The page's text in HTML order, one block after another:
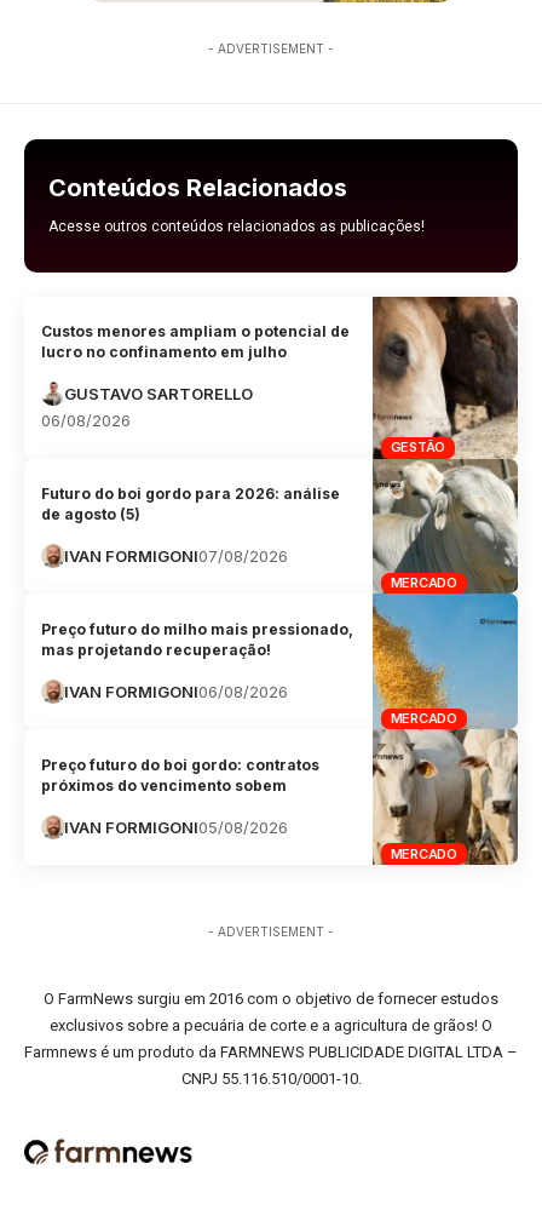
- ADVERTISEMENT -
Conteúdos Relacionados
Acesse outros conteúdos relacionados as publicações!
GESTÃO
Custos menores ampliam o potencial de
lucro no confinamento em julho
GUSTAVO SARTORELLO
06/08/2026
MERCADO
Futuro do boi gordo para 2026: análise
de agosto (5)
IVAN FORMIGONI07/08/2026
MERCADO
Preço futuro do milho mais pressionado,
mas projetando recuperação!
IVAN FORMIGONI06/08/2026
MERCADO
Preço futuro do boi gordo: contratos
próximos do vencimento sobem
IVAN FORMIGONI05/08/2026
- ADVERTISEMENT -
O FarmNews surgiu em 2016 com o objetivo de fornecer estudos
exclusivos sobre a pecuária de corte e a agricultura de grãos! O
Farmnews é um produto da FARMNEWS PUBLICIDADE DIGITAL LTDA –
CNPJ 55.116.510/0001-10.